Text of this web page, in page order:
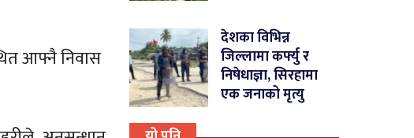
आफ्नै निवास
देशका विभिन्न
जिल्लामा कर्फ्यु र
निषेधाज्ञा, सिरहामा
एक जनाको मृत्यु